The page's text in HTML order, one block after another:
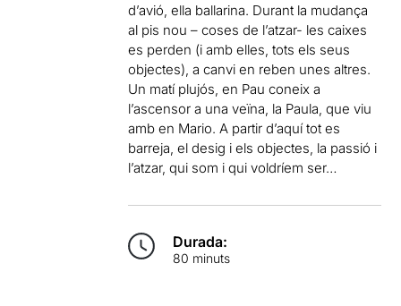
d’avió, ella ballarina. Durant la mudança
al pis nou – coses de l’atzar- les caixes
es perden (i amb elles, tots els seus
objectes), a canvi en reben unes altres.
Un matí plujós, en Pau coneix a
l’ascensor a una veïna, la Paula, que viu
amb en Mario. A partir d’aquí tot es
barreja, el desig i els objectes, la passió i
l’atzar, qui som i qui voldríem ser…
Durada:
80 minuts